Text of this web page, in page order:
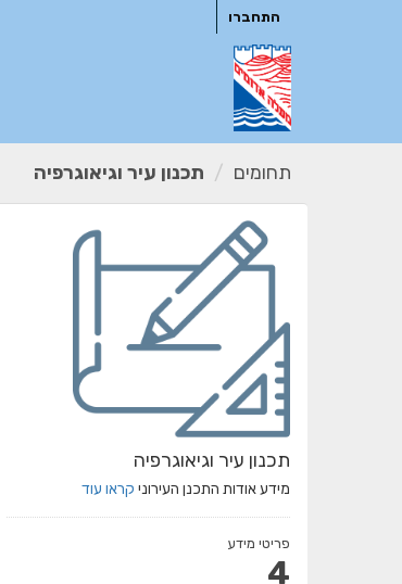
התחברו
תחומים תכנון עיר וגיאוגרפיה
תכנון עיר וגיאוגרפיה
מידע אודות התכנן העירוני קראו עוד
פריטי מידע
4